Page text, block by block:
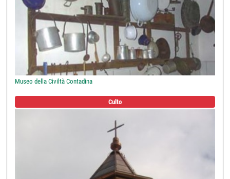
Museo della Civiltà Contadina
Culto